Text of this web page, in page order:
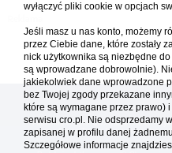
Platforma cro.pl© Chorwacja online™
gromadzą na Twoim komputerze dane
wyłączyć pliki cookie w opcjach
Jeśli masz u nas konto, możemy
przez Ciebie dane, które zostały
nick użytkownika są niezbędne
są wprowadzane dobrowolnie).
jakiekolwiek dane wprowadzone
bez Twojej zgody przekazane
które są wymagane przez prawo)
serwisu cro.pl. Nie odsprzedamy
zapisanej w profilu danej
Szczegółowe informacje